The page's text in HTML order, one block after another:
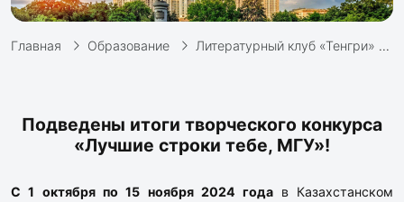
Главная Образование Литературный клуб «Тенгри»
Подведены итоги творческого конкурса
«Лучшие строки тебе, МГУ»!
С 1 октября по 15 ноября 2024 года в Казахстанском